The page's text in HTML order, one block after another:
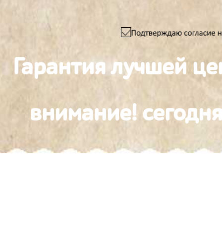
Гарантия лучшей
внимание!